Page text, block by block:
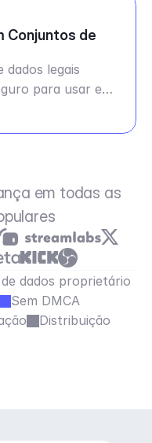
Conjuntos de
legais
para usar em
em todas as
dados proprietário
Sem DMCA
Distribuição